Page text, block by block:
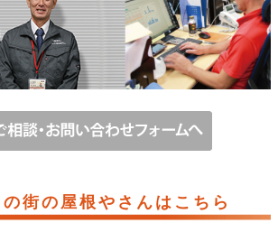
街の屋根やさんはこちら